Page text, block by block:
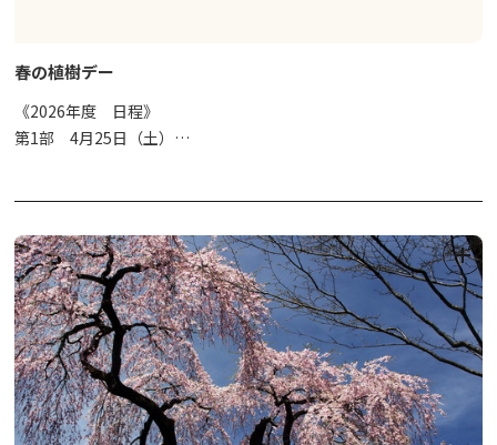
す。
⇒ 詳細はこちら
●坐禅体験
⇒詳細はこちら
春の植樹デー
《2026年度 日程》
第1部 4月25日（土）